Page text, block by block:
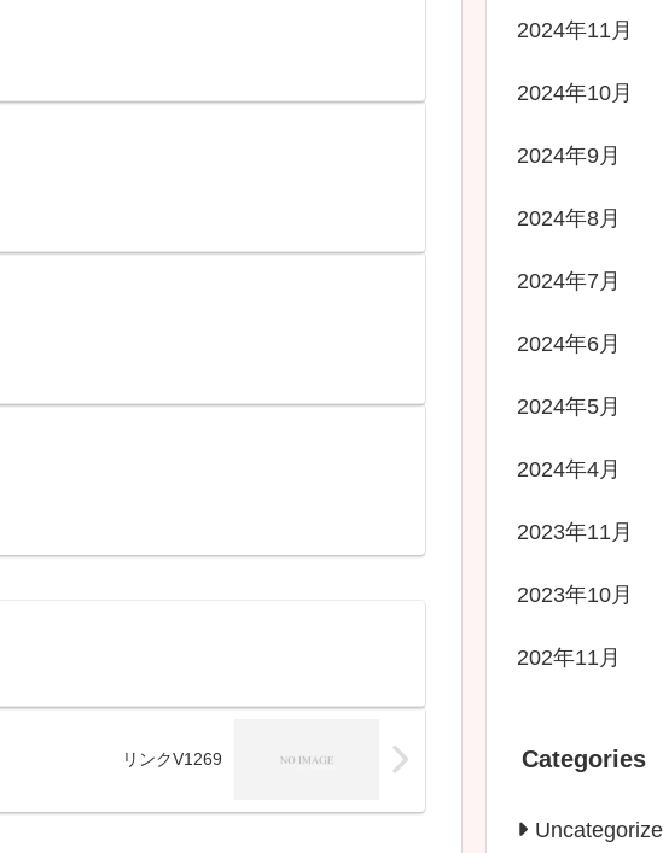
リンクV1269
2024年11月
2024年10月
2024年9月
2024年8月
2024年7月
2024年6月
2024年5月
2024年4月
2023年11月
2023年10月
202年11月
Categories